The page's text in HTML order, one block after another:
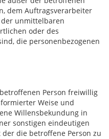
dem Auftragsverarbeiter
unmittelbaren
oder des
die personenbezogenen
Person freiwillig
Weise und
Willensbekundung in
sonstigen eindeutigen
die betroffene Person zu